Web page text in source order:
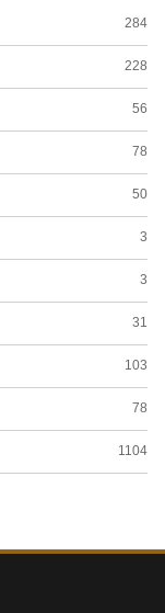
284
228
56
78
50
3
3
31
103
78
1104